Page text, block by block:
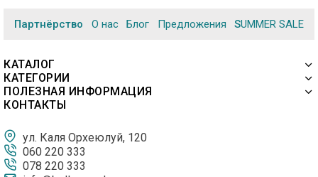
Партнёрство О нас Блог Предложения SUMMER SALE
КАТАЛОГ
КАТЕГОРИИ
ПОЛЕЗНАЯ ИНФОРМАЦИЯ
КОНТАКТЫ
ул. Каля Орхеюлуй, 120
060 220 333
078 220 333